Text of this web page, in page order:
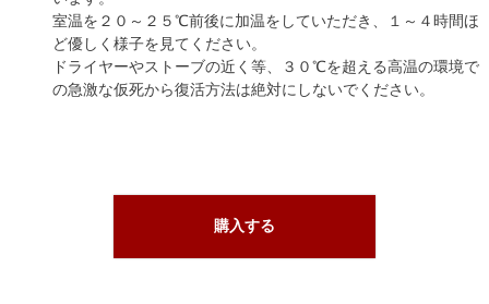
室温を２０～２５℃前後に加温をしていただき、１～４時間ほ
ど優しく様子を見てください。
ドライヤーやストーブの近く等、３０℃を超える高温の環境で
の急激な仮死から復活方法は絶対にしないでください。
購入する